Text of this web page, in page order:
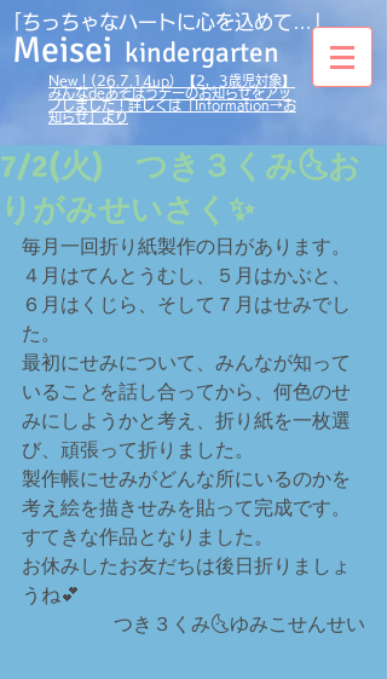
｢ちっちゃなハートに心を込めて…」
Meisei kindergarten
New！(26.7.14up）【2，3歳児対象】
みんなdeあそぼうデーのお知らせをアッ
プしました！詳しくは「Information→お
知らせ」より
7/2(火) つき３くみ🌜お
りがみせいさく✨
毎月一回折り紙製作の日があります。
４月はてんとうむし、５月はかぶと、
６月はくじら、そして７月はせみでし
た。
最初にせみについて、みんなが知って
いることを話し合ってから、何色のせ
みにしようかと考え、折り紙を一枚選
び、頑張って折りました。
製作帳にせみがどんな所にいるのかを
考え絵を描きせみを貼って完成です。
すてきな作品となりました。
お休みしたお友だちは後日折りましょ
うね💕
つき３くみ🌜ゆみこせんせい